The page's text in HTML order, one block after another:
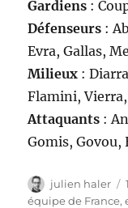
Gardiens :
Défenseurs :
Evra, Gallas,
Milieux :
Flamini,
Attaquants :
Gomis, Govou,
Auteur
julien haler
équipe de France,